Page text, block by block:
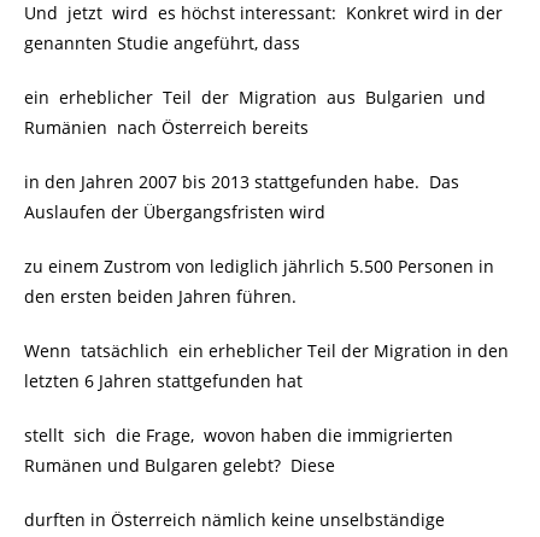
Und jetzt wird es höchst interessant: Konkret wird in der
genannten Studie angeführt, dass
ein erheblicher Teil der Migration aus Bulgarien und
Rumänien nach Österreich bereits
in den Jahren 2007 bis 2013 stattgefunden habe. Das
Auslaufen der Übergangsfristen wird
zu einem Zustrom von lediglich jährlich 5.500 Personen in
den ersten beiden Jahren führen.
Wenn tatsächlich ein erheblicher Teil der Migration in den
letzten 6 Jahren stattgefunden hat
stellt sich die Frage, wovon haben die immigrierten
Rumänen und Bulgaren gelebt? Diese
durften in Österreich nämlich keine unselbständige